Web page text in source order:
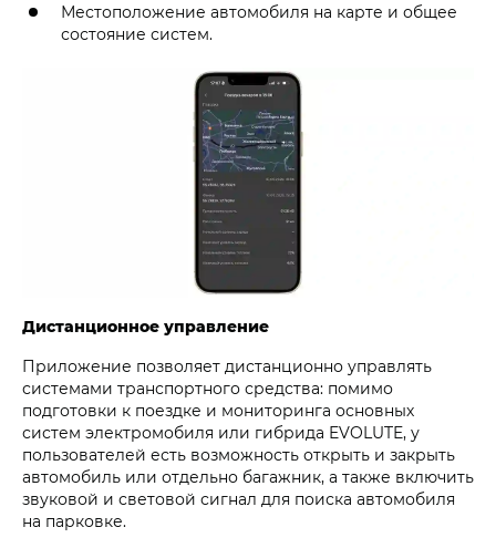
Местоположение автомобиля на карте и общее
состояние систем.
Дистанционное управление
Приложение позволяет дистанционно управлять
системами транспортного средства: помимо
подготовки к поездке и мониторинга основных
систем электромобиля или гибрида EVOLUTE, у
пользователей есть возможность открыть и закрыть
автомобиль или отдельно багажник, а также включить
звуковой и световой сигнал для поиска автомобиля
на парковке.